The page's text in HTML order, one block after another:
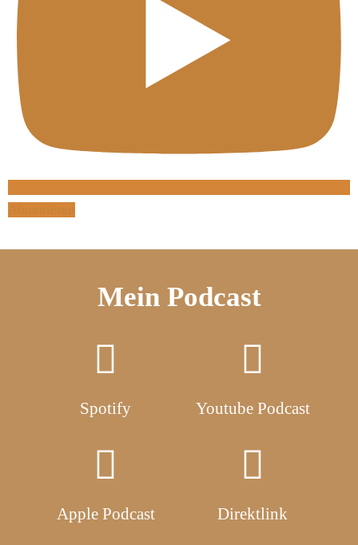
Mein Podcast
Spotify Youtube Podcast
Apple Podcast Direktlink